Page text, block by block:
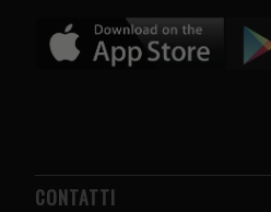
CONTATTI